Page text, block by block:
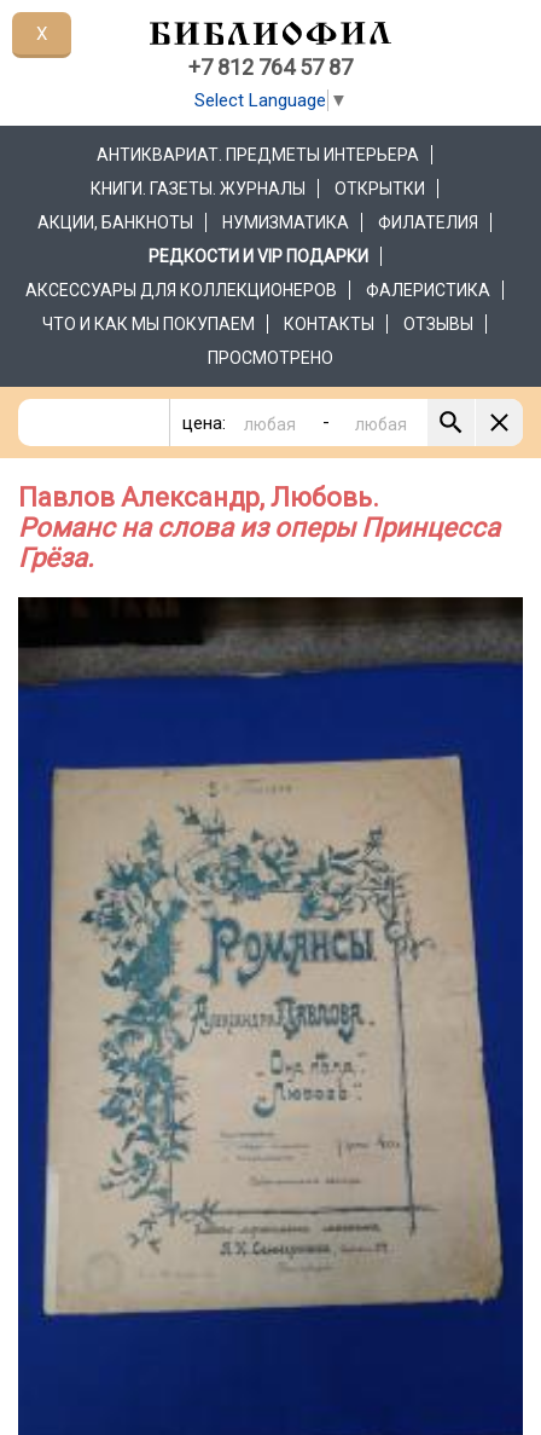
+7 812 764 57 87
Select Language ▼
АНТИКВАРИАТ. ПРЕДМЕТЫ ИНТЕРЬЕРА
КНИГИ. ГАЗЕТЫ. ЖУРНАЛЫ
ОТКРЫТКИ
АКЦИИ, БАНКНОТЫ
НУМИЗМАТИКА
ФИЛАТЕЛИЯ
РЕДКОСТИ И VIP ПОДАРКИ
АКСЕССУАРЫ ДЛЯ КОЛЛЕКЦИОНЕРОВ
ФАЛЕРИСТИКА
ЧТО И КАК МЫ ПОКУПАЕМ
КОНТАКТЫ
ОТЗЫВЫ
ПРОСМОТРЕНО
цена: -
Павлов Александр, Любовь.
Романс на слова из оперы Принцесса
Грёза.
X